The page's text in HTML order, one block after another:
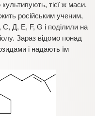
культивують, тієї ж маси.
російським ученим,
С, Д, Е, F, G і поділили на
Зараз відомо понад
і надають їм